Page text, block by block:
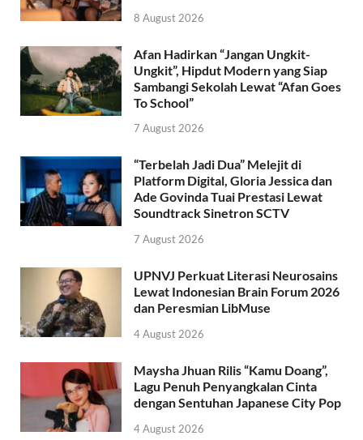
8 August 2026
Afan Hadirkan “Jangan Ungkit-
Ungkit”, Hipdut Modern yang Siap
Sambangi Sekolah Lewat “Afan Goes
To School”
7 August 2026
“Terbelah Jadi Dua” Melejit di
Platform Digital, Gloria Jessica dan
Ade Govinda Tuai Prestasi Lewat
Soundtrack Sinetron SCTV
7 August 2026
UPNVJ Perkuat Literasi Neurosains
Lewat Indonesian Brain Forum 2026
dan Peresmian LibMuse
4 August 2026
Maysha Jhuan Rilis “Kamu Doang”,
Lagu Penuh Penyangkalan Cinta
dengan Sentuhan Japanese City Pop
4 August 2026